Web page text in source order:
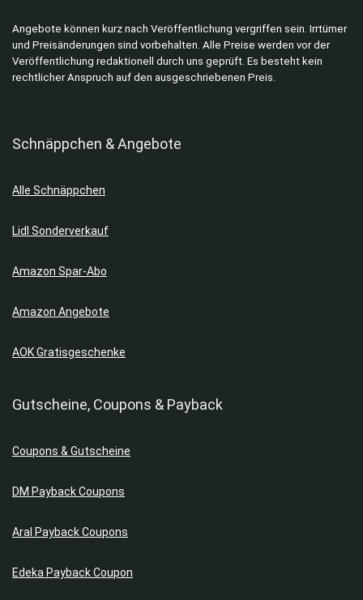
Angebote können kurz nach Veröffentlichung vergriffen sein. Irrtümer
und Preisänderungen sind vorbehalten. Alle Preise werden vor der
Veröffentlichung redaktionell durch uns geprüft. Es besteht kein
rechtlicher Anspruch auf den ausgeschriebenen Preis.
Schnäppchen & Angebote
Alle Schnäppchen
Lidl Sonderverkauf
Amazon Spar-Abo
Amazon Angebote
AOK Gratisgeschenke
Gutscheine, Coupons & Payback
Coupons & Gutscheine
DM Payback Coupons
Aral Payback Coupons
Edeka Payback Coupon